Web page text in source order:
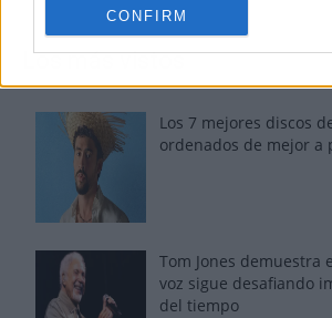
CONFIRM
Los más vistos
Los 7 mejores discos
ordenados de mejor a
Tom Jones demuestra
voz sigue desafiando
del tiempo